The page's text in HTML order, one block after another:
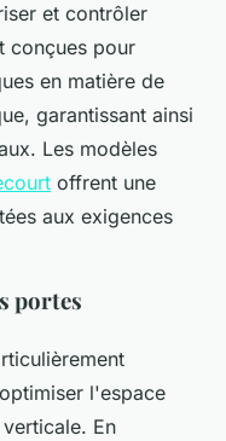
et contrôler
conçues pour
en matière de
garantissant ainsi
Les modèles
offrent une
aux exigences
portes
l'espace
En